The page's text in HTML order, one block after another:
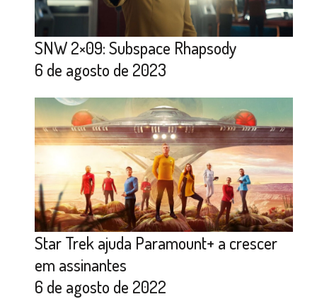
SNW 2×09: Subspace Rhapsody
6 de agosto de 2023
Star Trek ajuda Paramount+ a crescer
em assinantes
6 de agosto de 2022